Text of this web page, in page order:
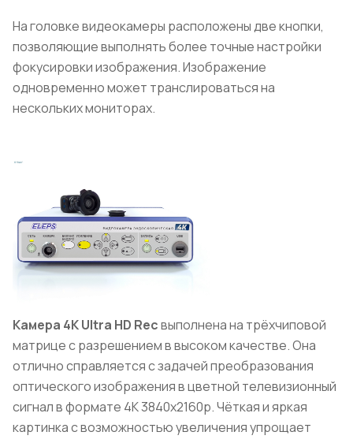
На головке видеокамеры расположены две кнопки,
позволяющие выполнять более точные настройки
фокусировки изображения. Изображение
одновременно может транслироваться на
нескольких мониторах.
Камера 4KUltra HD Recвыполнена на трёхчиповой
матрице с разрешением в высоком качестве. Она
отлично справляется с задачей преобразования
оптического изображения в цветной телевизионный
сигнал в формате 4К 3840x2160р. Чёткая и яркая
картинка с возможностью увеличения упрощает